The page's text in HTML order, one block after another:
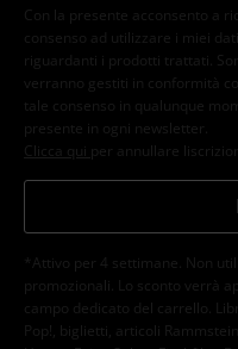
Con la presente acconsento a
consenso ad utilizzare i miei
riguardanti i prodotti trattati.
verranno gestiti in conformità
tale consenso in qualunque
presente in ogni newsletter.
Clicca qui per annullare
*Attivo per 4 settimane. Non
promozionali. Lo sconto verrà
campo dedicato del carrello.
Pop!, biglietti, articoli